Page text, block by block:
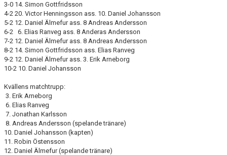
3-0 14. Simon Gottfridsson
4-2 20. Victor Henningsson ass. 10. Daniel Johansson
5-2 12. Daniel Älmefur ass. 8 Andreas Andersson
6-2 6. Elias Ranveg ass. 8 Anderas Andersson
7-2 12. Daniel Älmefur ass. 8 Andreas Andersson
8-2 14. Simon Gottfridsson ass. Elias Ranveg
9-2 12. Daniel Älmefur ass. 3. Erik Arneborg
10-2 10. Daniel Johansson
Kvällens matchtrupp:
3. Erik Arneborg
6. Elias Ranveg
7. Jonathan Karlsson
8. Andreas Andersson (spelande tränare)
10. Daniel Johansson (kapten)
11. Robin Östensson
12. Daniel Älmefur (spelande tränare)